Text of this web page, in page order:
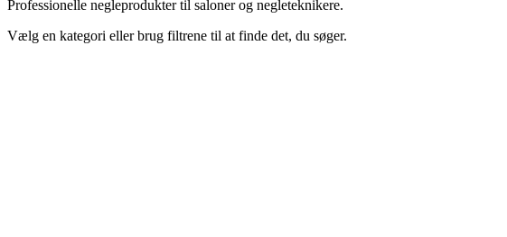
Professionelle negleprodukter til saloner og negleteknikere.
Vælg en kategori eller brug filtrene til at finde det, du søger.